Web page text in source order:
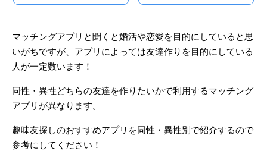
マッチングアプリと聞くと婚活や恋愛を目的にしていると思
いがちですが、アプリによっては友達作りを目的にしている
人が一定数います！
同性・異性どちらの友達を作りたいかで利用するマッチング
アプリが異なります。
趣味友探しのおすすめアプリを同性・異性別で紹介するので
参考にしてください！